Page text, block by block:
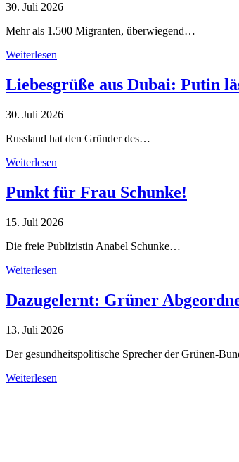
30. Juli 2026
Mehr als 1.500 Migranten, überwiegend…
Weiterlesen
Liebesgrüße aus Dubai: Putin
30. Juli 2026
Russland hat den Gründer des…
Weiterlesen
Punkt für Frau Schunke!
15. Juli 2026
Die freie Publizistin Anabel Schunke…
Weiterlesen
Dazugelernt: Grüner
13. Juli 2026
Der gesundheitspolitische Sprecher der Grünen-
Weiterlesen